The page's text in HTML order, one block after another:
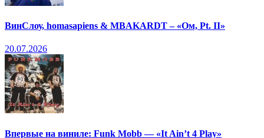
ВинСлоу, homasapiens & MBAKARDT – «Ом, Pt. II»
20.07.2026
Впервые на виниле: Funk Mobb — «It Ain’t 4 Play»